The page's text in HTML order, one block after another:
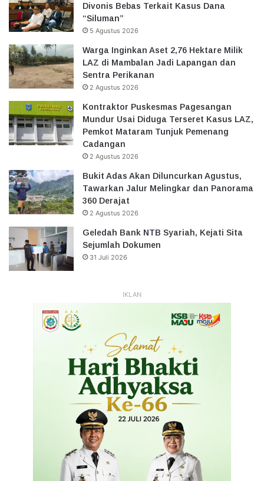
Divonis Bebas Terkait Kasus Dana
“Siluman”
5 Agustus 2026
Warga Inginkan Aset 2,76 Hektare Milik
LAZ di Mambalan Jadi Lapangan dan
Sentra Perikanan
2 Agustus 2026
Kontraktor Puskesmas Pagesangan
Mundur Usai Diduga Terseret Kasus LAZ,
Pemkot Mataram Tunjuk Pemenang
Cadangan
2 Agustus 2026
Bukit Adas Akan Diluncurkan Agustus,
Tawarkan Jalur Melingkar dan Panorama
360 Derajat
2 Agustus 2026
Geledah Bank NTB Syariah, Kejati Sita
Sejumlah Dokumen
31 Juli 2026
IKLAN